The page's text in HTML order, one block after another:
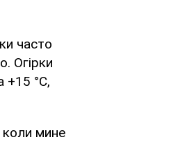
часто
Огірки
+15 °C,
коли мине